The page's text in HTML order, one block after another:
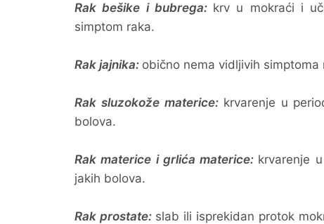
Rak bešike i bubrega: krv u mokraći i
simptom raka.
Rak jajnika: obično nema vidljivih simptoma
Rak sluzokože materice: krvarenje u
bolova.
Rak materice i grlića materice: krvarenje
jakih bolova.
Rak prostate: slab ili isprekidan protok